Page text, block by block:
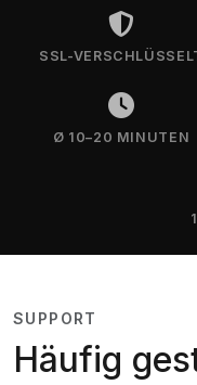
SSL-
Ø 10–20 MINUTEN
SUPPORT
Häufig